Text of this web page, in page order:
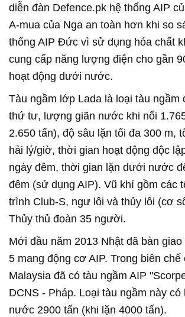
diễn đàn Defence.pk hệ thống AIP
A-mua của Nga an toàn hơn khi so
thống AIP Đức vì sử dụng hóa chất
cung cấp năng lượng điện cho gần
hoạt động dưới nước.
Tàu ngầm lớp Lada là loại tàu ngầm
thứ tư, lượng giãn nước khi nổi
2.650 tấn), độ sâu lặn tối đa 300 m,
hải lý/giờ, thời gian hoạt động độc
ngày đêm, thời gian lặn dưới nước
đêm (sử dụng AIP). Vũ khí gồm các
trình Club-S, ngư lôi và thủy lôi (cơ
Thủy thủ đoàn 35 người.
Mới đầu năm 2013 Nhật đã bàn
5 mang động cơ AIP. Trong biên chế
Malaysia đã có tàu ngầm AIP
DCNS - Pháp. Loại tàu ngầm này
nước 2900 tấn (khi lặn 4000 tấn).